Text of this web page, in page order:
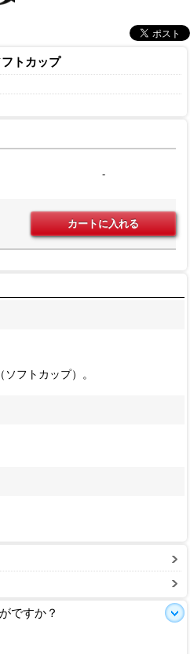
トカップ
-
フトカップ）。
ですか？